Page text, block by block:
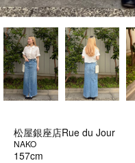
松屋銀座店Rue du Jour
NAKO
157cm